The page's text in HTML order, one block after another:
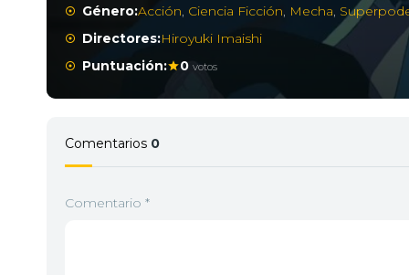
Género:Acción, Ciencia Ficción, Mecha,
Directores:Hiroyuki Imaishi
Puntuación:
0 votos
Comentarios 0
Comentario *